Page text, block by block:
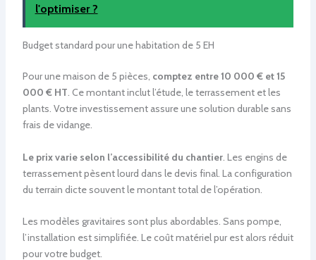
l'optimiser ?
Budget standard pour une habitation de 5 EH
Pour une maison de 5 pièces, comptez entre 10 000 € et 15
000 € HT. Ce montant inclut l’étude, le terrassement et les
plants. Votre investissement assure une solution durable sans
frais de vidange.
Le prix varie selon l’accessibilité du chantier. Les engins de
terrassement pèsent lourd dans le devis final. La configuration
du terrain dicte souvent le montant total de l’opération.
Les modèles gravitaires sont plus abordables. Sans pompe,
l’installation est simplifiée. Le coût matériel pur est alors réduit
pour votre budget.